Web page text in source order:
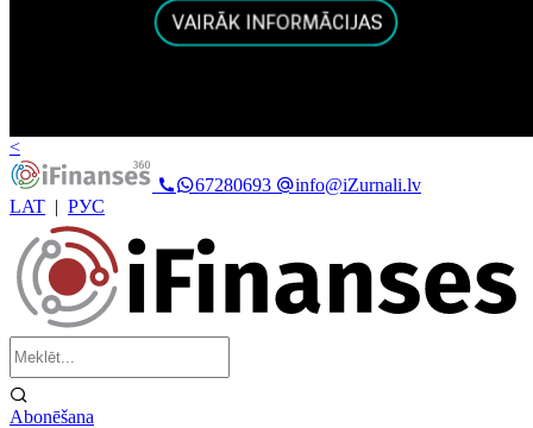
<
67280693
info@iZurnali.lv
LAT | РУС
Abonēšana